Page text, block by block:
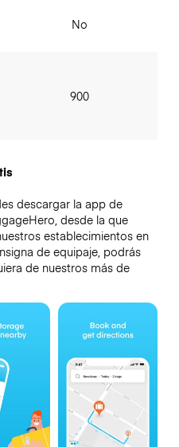
No
900
descargar la app de
desde la que
establecimientos en
de equipaje, podrás
de nuestros más de